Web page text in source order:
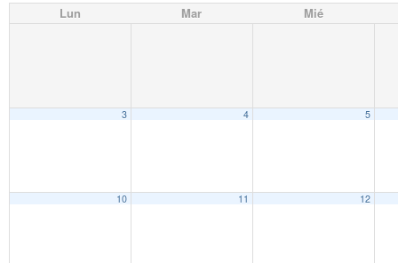
Lun Mar Mié
3 4 5
10 11 12